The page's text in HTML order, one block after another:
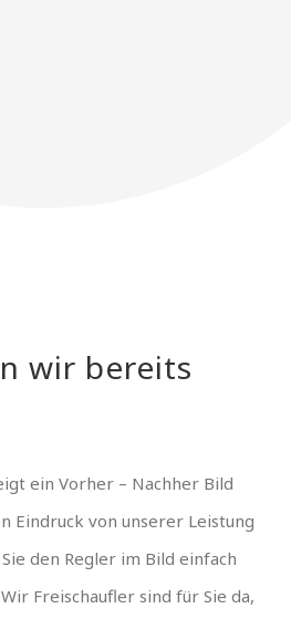
wir bereits
ein Vorher – Nachher Bild
Eindruck von unserer Leistung
den Regler im Bild einfach
Freischaufler sind für Sie da,